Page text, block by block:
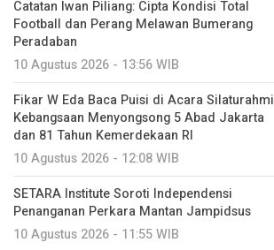
Catatan Iwan Piliang: Cipta Kondisi Total
Football dan Perang Melawan Bumerang
Peradaban
10 Agustus 2026 - 13:56 WIB
Fikar W Eda Baca Puisi di Acara Silaturahmi
Kebangsaan Menyongsong 5 Abad Jakarta
dan 81 Tahun Kemerdekaan RI
10 Agustus 2026 - 12:08 WIB
SETARA Institute Soroti Independensi
Penanganan Perkara Mantan Jampidsus
10 Agustus 2026 - 11:55 WIB